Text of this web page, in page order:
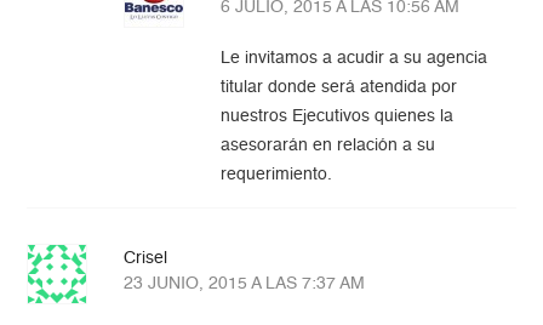
6 JULIO, 2015 A LAS 10:56 AM
Le invitamos a acudir a su agencia
titular donde será atendida por
nuestros Ejecutivos quienes la
asesorarán en relación a su
requerimiento.
Crisel
23 JUNIO, 2015 A LAS 7:37 AM